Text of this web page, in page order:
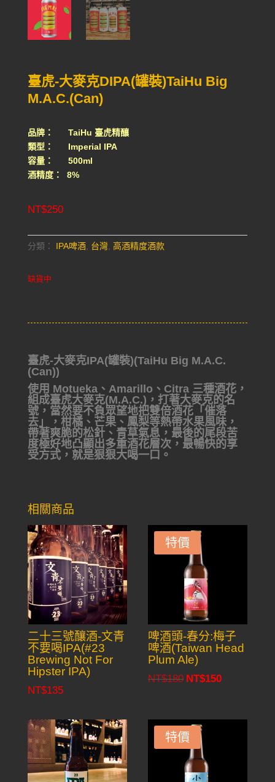
臺虎-大麥克DIPA(罐裝)TaiHu Big
M.A.C.(Can)
品牌： TaiHu 臺虎精釀
類型： Imperial IPA
容量： 500ml
酒精度： 8%
NT$250
分類： IPA啤酒, 台灣, 高酒精度酒款
缺貨中
臺虎-大麥克IPA(罐裝)(TaiHu Big M.A.C.
(Can))
使用 Motueka、Amarillo、Citra 三種酒花，
組成臺虎大麥克(M.A.C.)，打著大麥克的名
號，當然要不負眾望地把雙倍酒花「催落
去」，柑橘、芒果、鳳梨等熱帶水果風味，
帶著爽脆的松針、青草氣息，最後的尾段苦
度極好地凸顯出多重酒花層次，最暢快的享
受方式，就是狠狠大喝一口。
相關商品
二十三號釀酒-文青
不要喝IPA(#23
Brewing Not For
Hipster IPA)
NT$135
特價
啤酒頭-春分:梅子
啤酒(Taiwan Head
Plum Ale)
NT$180 Original
NT$180.
NT$150Current
特價